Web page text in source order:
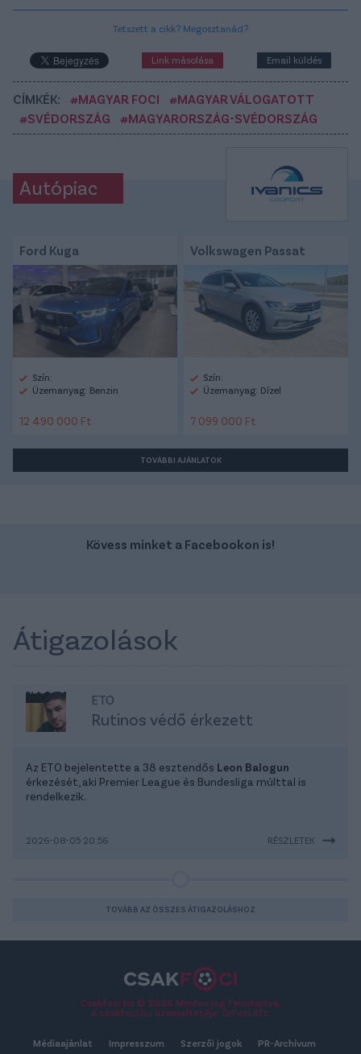
Tetszett a cikk? Megosztanád?
Link másolása Email küldés
CÍMKÉK: #MAGYAR FOCI
#MAGYAR VÁLOGATOTT
#SVÉDORSZÁG
#MAGYARORSZÁG-SVÉDORSZÁG
Autópiac
Ford Kuga
Szín:
Üzemanyag: Benzin
12 490 000 Ft
Volkswagen Passat
Szín:
Üzemanyag: Dízel
7 099 000 Ft
TOVÁBBI AJÁNLATOK
Kövess minket a Facebookon is!
Átigazolások
ETO
Rutinos védő érkezett
Az ETO bejelentette a 38 esztendős Leon Balogun
érkezését, aki Premier League és Bundesliga múlttal is
rendelkezik.
2026-08-05 20:56 RÉSZLETEK
TOVÁBB AZ ÖSSZES ÁTIGAZOLÁSHOZ
Csakfoci.hu © 2026 Minden jog fenntartva.
A csakfoci.hu üzemeltetője: DrFoci Kft.
Médiaajánlat Impresszum Szerzői jogok PR-Archívum